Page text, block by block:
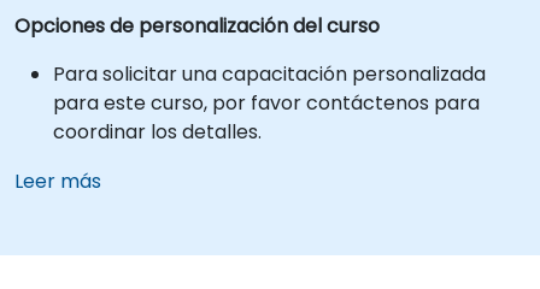
Opciones de personalización del curso
Para solicitar una capacitación personalizada
para este curso, por favor contáctenos para
coordinar los detalles.
Leer más